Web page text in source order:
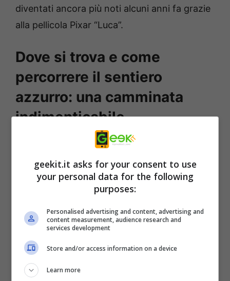
diventati ancora più noti alcuni anni fa grazie
alla pellicola Pixar “Luca”.
Dove si trova e come
percorrere il sentiero
azzurro: una camminata
indimenticabile
Come suggerisce il nome stesso, il sentiero
azzurro è un percorso a piedi che si snoda
lungo le coste del Mar Tirreno, collegando le
Cinque Terre. Dalla lunghezza totale di 12
chilometri, ogni anno è sfruttato da migliaia di
turisti in visita a questi luoghi incantati e
particolari.
Accessibile tutto l’anno, il
ottobre
geekit.it asks for your consent to use
your personal data for the following
purposes:
Personalised advertising and content, advertising and
content measurement, audience research and
services development
Store and/or access information on a device
Learn more